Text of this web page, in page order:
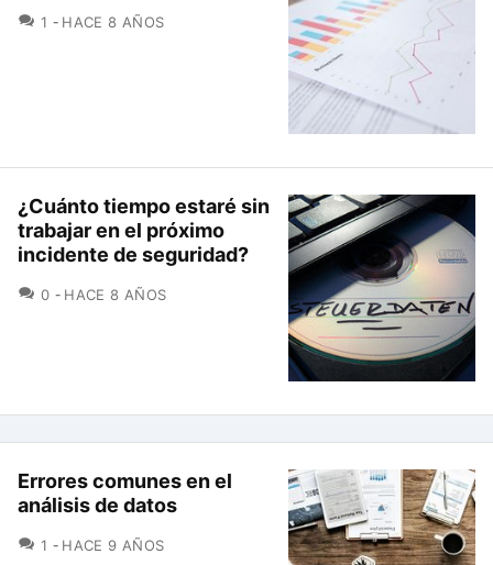
1 COMENTARIOS
HACE 8 AÑOS
¿Cuánto tiempo estaré sin
trabajar en el próximo
incidente de seguridad?
0 COMENTARIOS
HACE 8 AÑOS
Errores comunes en el
análisis de datos
1 COMENTARIOS
HACE 9 AÑOS